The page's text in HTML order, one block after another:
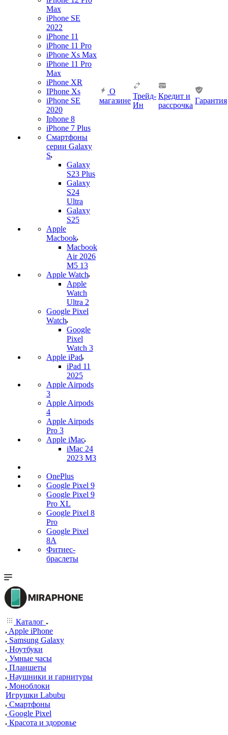
Max
iPhone SE
2022
iPhone 11
iPhone 11 Pro
iPhone Xs Max
iPhone 11 Pro
Max
iPhone XR
IPhone Xs
iPhone SE
2020
Iphone 8
iPhone 7 Plus
Смартфоны
серии Galaxy
S
Galaxy
S23 Plus
Galaxy
S24
Ultra
Galaxy
S25
Apple
Macbook
Macbook
Air 2026
M5 13
Apple Watch
Apple
Watch
Ultra 2
Google Pixel
Watch
Google
Pixel
Watch 3
Apple iPad
iPad 11
2025
Apple Airpods
3
Apple Airpods
4
Apple Airpods
Pro 3
Apple iMac
iMac 24
2023 M3
OnePlus
Google Pixel 9
Google Pixel 9
Pro XL
Google Pixel 8
Pro
Google Pixel
8A
Фитнес-
браслеты
О
магазине
Трейд-
Ин
Кредит и
рассрочка
Гарантия
Каталог
Apple iPhone
Samsung Galaxy
Ноутбуки
Умные часы
Планшеты
Наушники и гарнитуры
Моноблоки
Игрушки Labubu
Смартфоны
Google Pixel
Красота и здоровье